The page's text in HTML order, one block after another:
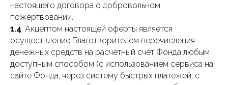
настоящего договора о добровольном
пожертвовании.
1.4. Акцептом настоящей оферты является
осуществление Благотворителем перечисления
денежных средств на расчетный счет Фонда любым
доступным способом (с использованием сервиса на
сайте Фонда, через систему быстрых платежей, с